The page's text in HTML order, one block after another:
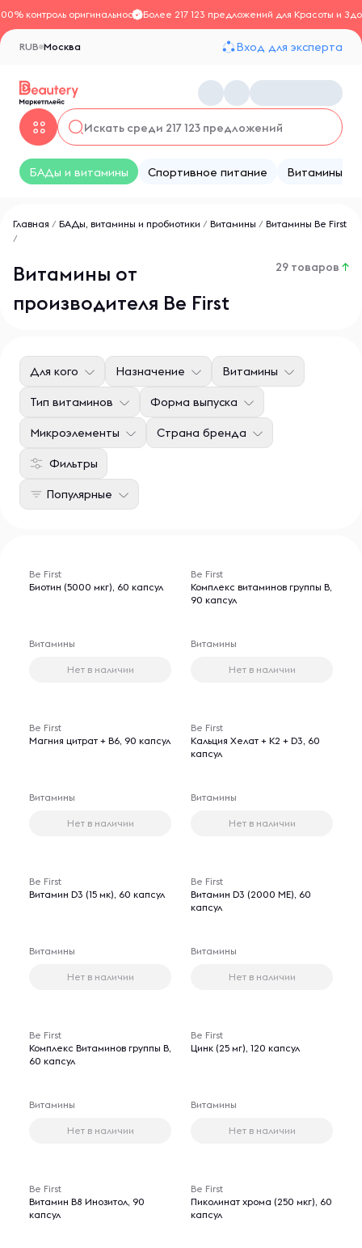
контроль оригинальностиБолее 217 123 предложений для Красоты и
Москва
RUB Вход для эксперта
БАДы и витамины Спортивное питание Витамины
Главная / БАДы, витамины и пробиотики / Витамины / Витамины Be First
/
Витамины от
производителя Be First
29 товаров ↑
Фильтры
Для кого Назначение Витамины
Тип витаминов Форма выпуска
Микроэлементы Страна бренда
Популярные
Be First
Биотин (5000 мкг), 60 капсул
Витамины
Нет в наличии
Be First
Комплекс витаминов группы B,
90 капсул
Витамины
Нет в наличии
Be First
Магния цитрат + В6, 90 капсул
Витамины
Нет в наличии
Be First
Кальция Хелат + K2 + D3, 60
капсул
Витамины
Нет в наличии
Be First
Витамин D3 (15 мк), 60 капсул
Витамины
Нет в наличии
Be First
Витамин D3 (2000 МЕ), 60
капсул
Витамины
Нет в наличии
Be First
Комплекс Витаминов группы B,
60 капсул
Витамины
Нет в наличии
Be First
Цинк (25 мг), 120 капсул
Витамины
Нет в наличии
Be First
Витамин В8 Инозитол, 90
капсул
Be First
Пиколинат хрома (250 мкг), 60
капсул